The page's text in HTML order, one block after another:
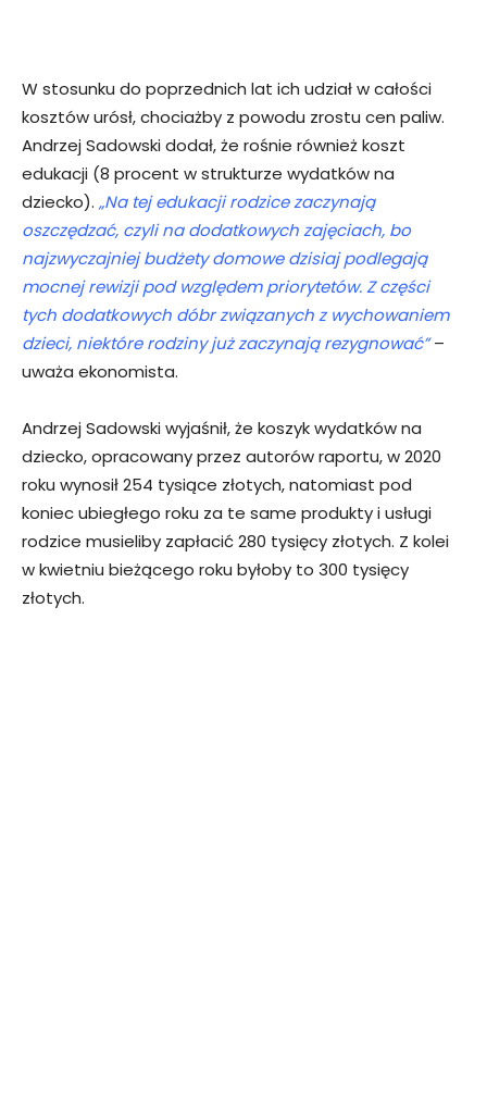
W stosunku do poprzednich lat ich udział w całości
kosztów urósł, chociażby z powodu zrostu cen paliw.
Andrzej Sadowski dodał, że rośnie również koszt
edukacji (8 procent w strukturze wydatków na
dziecko). „Na tej edukacji rodzice zaczynają
oszczędzać, czyli na dodatkowych zajęciach, bo
najzwyczajniej budżety domowe dzisiaj podlegają
mocnej rewizji pod względem priorytetów. Z części
tych dodatkowych dóbr związanych z wychowaniem
dzieci, niektóre rodziny już zaczynają rezygnować”–
uważa ekonomista.
Andrzej Sadowski wyjaśnił, że koszyk wydatków na
dziecko, opracowany przez autorów raportu, w 2020
roku wynosił 254 tysiące złotych, natomiast pod
koniec ubiegłego roku za te same produkty i usługi
rodzice musieliby zapłacić 280 tysięcy złotych. Z kolei
w kwietniu bieżącego roku byłoby to 300 tysięcy
złotych.